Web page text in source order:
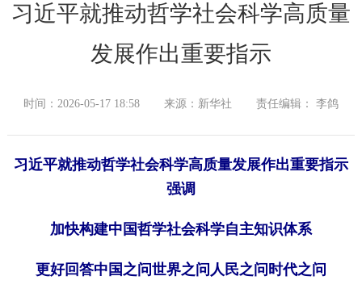
习近平就推动哲学社会科学高质量
发展作出重要指示
时间：2026-05-17 18:58 来源：新华社 责任编辑： 李鸽
习近平就推动哲学社会科学高质量发展作出重要指示
强调
加快构建中国哲学社会科学自主知识体系
更好回答中国之问世界之问人民之问时代之问